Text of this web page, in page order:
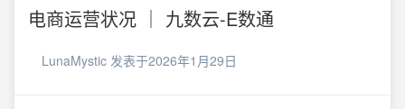
电商运营状况 ｜ 九数云-E数通
LunaMystic 发表于2026年1月29日